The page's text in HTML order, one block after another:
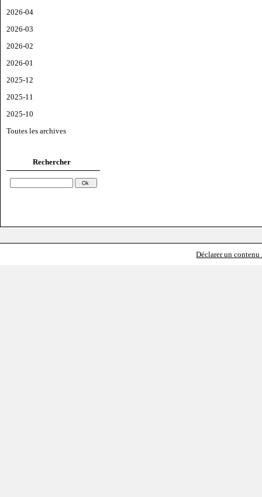
2026-04
2026-03
2026-02
2026-01
2025-12
2025-11
2025-10
Toutes les archives
Rechercher
Déclarer un